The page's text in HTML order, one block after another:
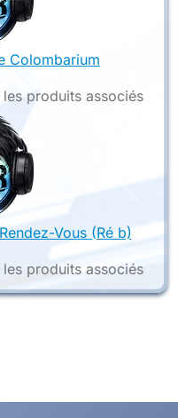
Colombarium
produits associés
Vous (Ré b)
produits associés